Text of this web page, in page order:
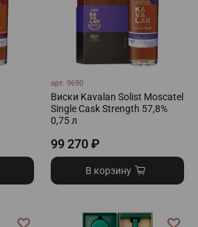
арт.9690
Виски Kavalan Solist Moscatel
Single Cask Strength 57,8%
0,75 л
99 270 ₽
В корзину